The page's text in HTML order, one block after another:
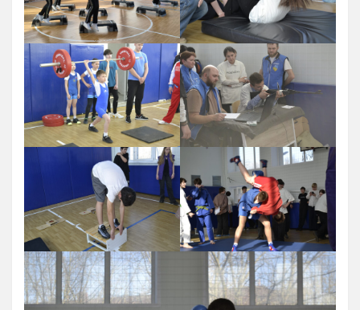
Фитнес-аэробика
Футбол
Художественная гимнастика
Шахматы
Чир Спорт
Аренда Теннисного Корта
Аренда футбольного поля
Родителям
Информация о Приеме
График работы отделений